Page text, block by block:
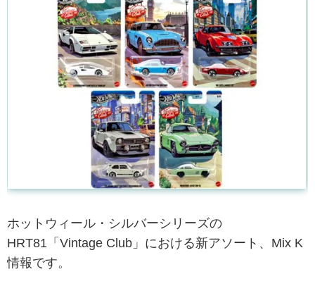
ホットウィール・シルバーシリーズの
HRT81「Vintage Club」における新アソート、Mix K
情報です。